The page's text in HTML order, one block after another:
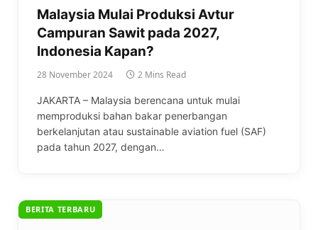
Malaysia Mulai Produksi Avtur
Campuran Sawit pada 2027,
Indonesia Kapan?
28 November 2024 2 Mins Read
JAKARTA – Malaysia berencana untuk mulai
memproduksi bahan bakar penerbangan
berkelanjutan atau sustainable aviation fuel (SAF)
pada tahun 2027, dengan…
BERITA TERBARU